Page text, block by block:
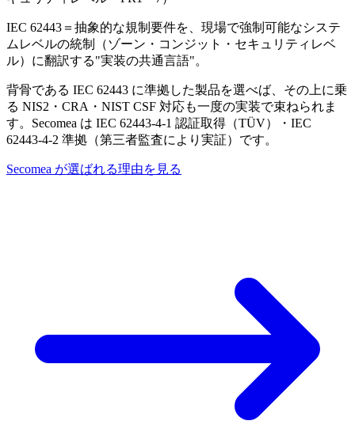
IEC 62443＝抽象的な規制要件を、現場で強制可能なシステ
ムレベルの統制（ゾーン・コンジット・セキュリティレベ
ル）に翻訳する"実装の共通言語"。
背骨である IEC 62443 に準拠した製品を選べば、その上に乗
る NIS2・CRA・NIST CSF 対応も一度の実装で束ねられま
す。Secomea は IEC 62443-4-1 認証取得（TÜV）・IEC
62443-4-2 準拠（第三者監査により実証）です。
Secomea が選ばれる理由を見る